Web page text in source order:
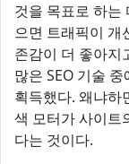
것을 목표로 하는
으면 트래픽이
존감이 더 좋아지
많은 SEO 기술
획득했다. 왜냐하
색 모터가 사이트
다는 것이다.